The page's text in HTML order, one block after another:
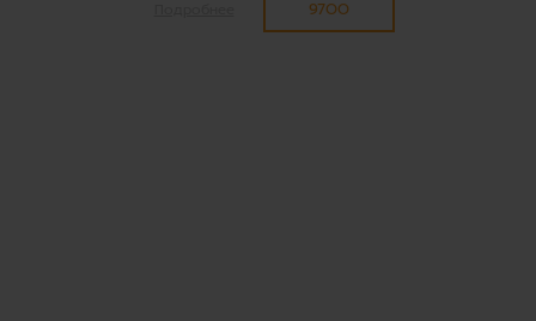
9700